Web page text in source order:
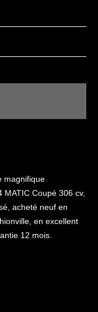
magnifique
MATIC Coupé 306 cv,
acheté neuf en
en excellent
12 mois.